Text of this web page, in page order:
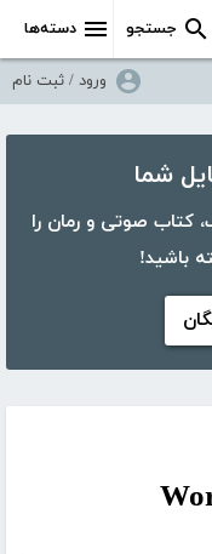
دسته‌ها جستجو
ورود / ثبت نام
کتابراه، بیش از ۵۰،۰۰۰ کتاب، کتاب صوتی و رمان را
باشید!